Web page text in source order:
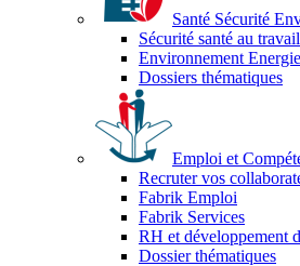
Santé Sécurité
Sécurité santé au travail
Environnement Energie
Dossiers thématiques
Emploi et
Recruter vos
Fabrik Emploi
Fabrik Services
RH et développement
Dossier thématiques